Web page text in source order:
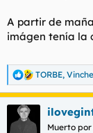
A partir de
imágen tenía la
R
e
a
c
TORBE,
Muerto